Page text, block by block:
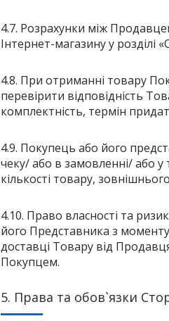
4.7. Розрахунки між
Інтернет-магазину у розділі
4.8. При отриманні товару
перевірити відповідність
комплектність, термін
4.9. Покупець або його
чеку/ або в замовленні/ або
кількості товару,
4.10. Право власності та
його Представника з
доставці Товару від
Покупцем.
5. Права та обов`язки